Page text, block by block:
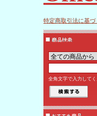
特定商取引法に基づ
全角文字で入力して